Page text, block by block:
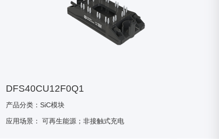
DFS40CU12F0Q1
产品分类：SiC模块
应用场景： 可再生能源；非接触式充电